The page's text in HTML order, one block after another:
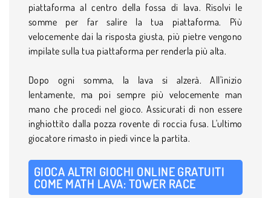
piattaforma al centro della fossa di lava. Risolvi le
somme per far salire la tua piattaforma. Più
velocemente dai la risposta giusta, più pietre vengono
impilate sulla tua piattaforma per renderla più alta.
Dopo ogni somma, la lava si alzerà. All'inizio
lentamente, ma poi sempre più velocemente man
mano che procedi nel gioco. Assicurati di non essere
inghiottito dalla pozza rovente di roccia fusa. L'ultimo
giocatore rimasto in piedi vince la partita.
GIOCA ALTRI GIOCHI ONLINE GRATUITI
COME MATH LAVA: TOWER RACE